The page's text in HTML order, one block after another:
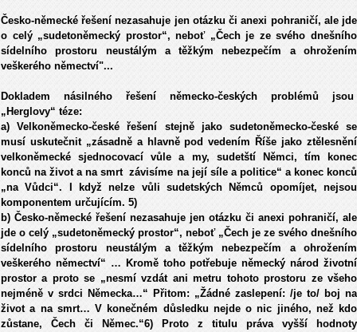
Česko-německé řešení nezasahuje jen otázku či anexi pohraničí, ale jde
o celý „sudetoněmecký prostor“, neboť „Čech je ze svého dnešního
sídelního prostoru neustálým a těžkým nebezpečím a ohrožením
veškerého němectví"...
Dokladem násilného řešení německo-českých problémů jsou
„Herglovy“ téze:
a) Velkoněmecko-české řešení stejně jako sudetoněmecko-české se
musí uskutečnit „zásadně a hlavně pod vedením Říše jako ztělesnění
velkoněmecké sjednocovací vůle a my, sudetští Němci, tím konec
konců na život a na smrt závisíme na její síle a politice“ a konec konců
„na Vůdci“. I když nelze vůli sudetských Němců opomíjet, nejsou
komponentem určujícím. 5)
b) Česko-německé řešení nezasahuje jen otázku či anexi pohraničí, ale
jde o celý „sudetoněmecký prostor“, neboť „Čech je ze svého dnešního
sídelního prostoru neustálým a těžkým nebezpečím a ohrožením
veškerého němectví“ … Kromě toho potřebuje německý národ životní
prostor a proto se „nesmí vzdát ani metru tohoto prostoru ze všeho
nejméně v srdci Německa…“ Přitom: „Žádné zaslepení: /je to/ boj na
život a na smrt… V konečném důsledku nejde o nic jiného, než kdo
zůstane, Čech či Němec.“6) Proto z titulu práva vyšší hodnoty